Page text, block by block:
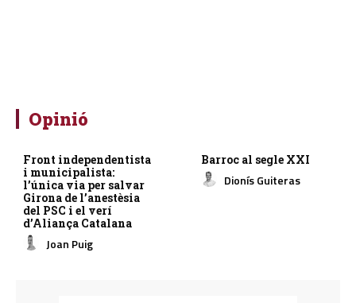
Opinió
Front independentista
i municipalista:
l’única via per salvar
Girona de l’anestèsia
del PSC i el verí
d’Aliança Catalana
Joan Puig
Barroc al segle XXI
Dionís Guiteras